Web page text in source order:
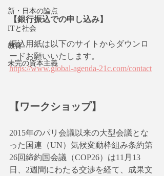
新・日本の論点
ITと社会
教育
未完の資本主義
【銀行振込での申し込み】
振込用紙は以下のサイトからダウンロ
ードお願いいたします。
https://www.global-agenda-21c.com/contact
【ワークショップ】
2015年のパリ会議以来の大型会議とな
った国連（UN）気候変動枠組み条約第
26回締約国会議（COP26）は11月13
日、2週間にわたる交渉を経て、成果文